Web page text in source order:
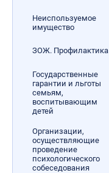
Неиспользуемое
имущество
ЗОЖ. Профилактика
Государственные
гарантии и льготы
семьям,
воспитывающим
детей
Организации,
осуществляющие
проведение
психологического
собеседования